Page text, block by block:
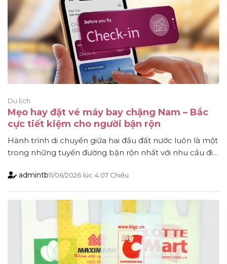
Du lịch
Mẹo hay đặt vé máy bay chặng Nam – Bắc
cực tiết kiệm cho người bận rộn
Hành trình di chuyển giữa hai đầu đất nước luôn là một
trong những tuyến đường bận rộn nhất với nhu cầu đi
gia đình hay tự thưởng cho mình một chuyến du lịch
đổi gió, việc di chuyển bằng máy bay [...]
admintb11/06/2026 lúc 4:07 Chiều